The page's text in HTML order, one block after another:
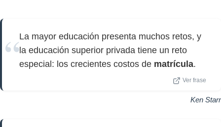
La mayor educación presenta muchos retos, y
la educación superior privada tiene un reto
especial: los crecientes costos de matrícula.
Ver frase
Ken Starr